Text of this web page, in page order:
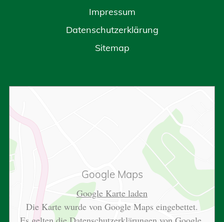
Impressum
Datenschutzerklärung
Sitemap
Google Maps
Google Karte laden
Die Karte wurde von Google Maps eingebettet.